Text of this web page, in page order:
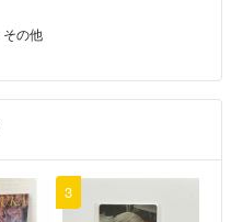
その他
3